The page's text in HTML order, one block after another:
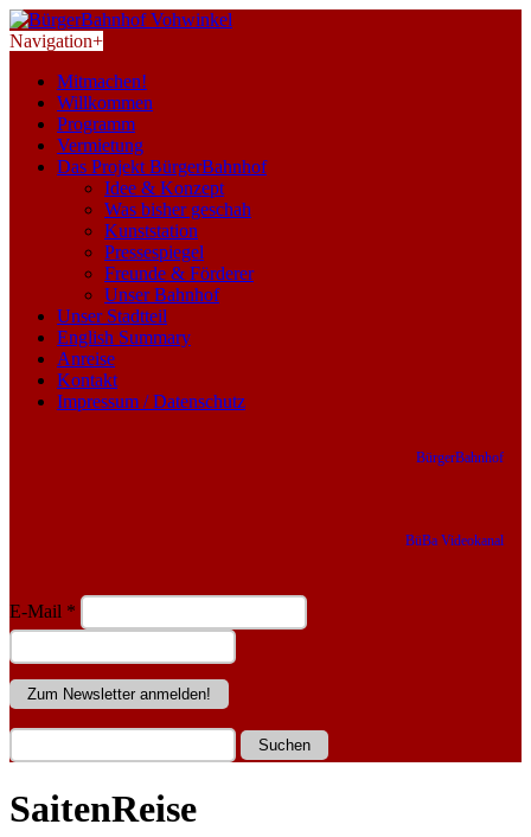
Navigation+
Mitmachen!
Willkommen
Programm
Vermietung
Das Projekt BürgerBahnhof
Idee & Konzept
Was bisher geschah
Kunststation
Pressespiegel
Freunde & Förderer
Unser Bahnhof
Unser Stadtteil
English Summary
Anreise
Kontakt
Impressum / Datenschutz
BürgerBahnhof
BüBa Videokanal
E-Mail *
SaitenReise